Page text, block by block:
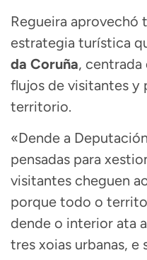
Regueira aprovechó
estrategia turística
da Coruña,
flujos de visitantes y
territorio.
«Dende a
pensadas para
visitantes cheguen
porque todo o
dende o interior ata
tres xoias urbanas, e